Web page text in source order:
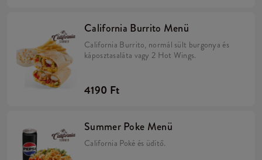
California Burrito Menü
California Burrito, normál sült burgonya és
káposztasaláta vagy 2 Hot Wings.
4190 Ft
Summer Poke Menü
California Poké és üdítő.